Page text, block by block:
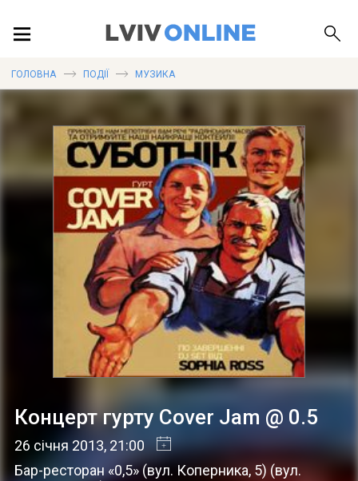
ЛОКАЦІЇ
ПУБЛІКАЦІЇ
ДОВІДКА
ГОЛОВНА ПОДІЇ МУЗИКА
Концерт гурту Cover Jam @ 0.5
26 січня 2013, 21:00
Бар-ресторан «0,5» (вул. Коперника, 5) (вул.